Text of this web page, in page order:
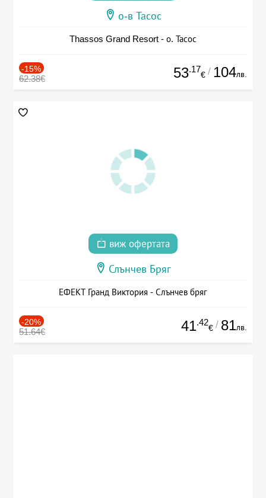
о-в Тасос
Thassos Grand Resort - о. Тасос
-15%
62.38€ 53.17
€ / 104лв.
виж офертата
Слънчев Бряг
ЕФЕКТ Гранд Виктория - Слънчев бряг
-20%
51.64€ 41.42
€ / 81лв.